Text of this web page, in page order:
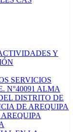
Y
SERVICIOS
N°40091 ALMA
DISTRITO DE
DE AREQUIPA